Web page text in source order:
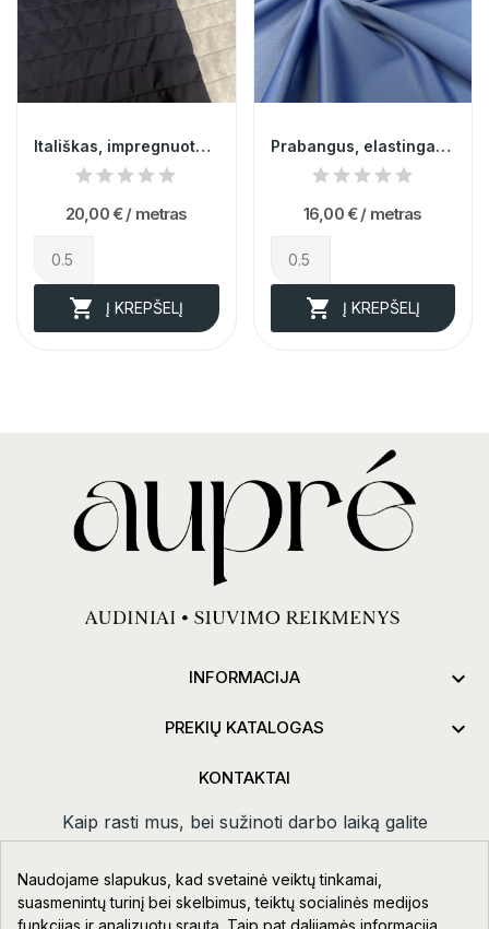
Itališkas, impregnuotas mėlynas striukinys...
20,00 € / metras
 Į KREPŠELĮ
Prabangus, elastingas,ryškiai mėlynos spalvos...
16,00 € / metras
 Į KREPŠELĮ
INFORMACIJA 
PREKIŲ KATALOGAS 
KONTAKTAI
Kaip rasti mus, bei sužinoti darbo laiką galite
paspauduskontaktai.
Taikos pr. 111-109, Klaipėda
Naudojame slapukus, kad svetainė veiktų tinkamai,
suasmenintų turinį bei skelbimus, teiktų socialinės medijos
funkcijas ir analizuotų srautą. Taip pat dalijamės informacija